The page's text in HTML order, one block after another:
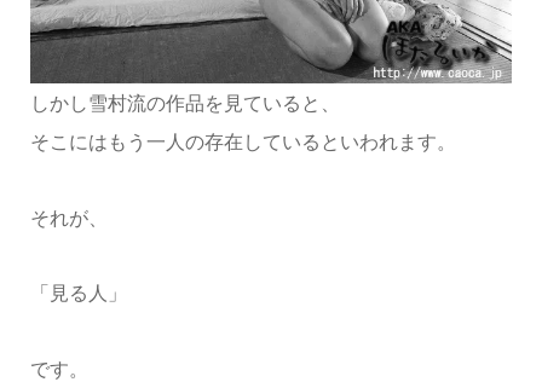
しかし雪村流の作品を見ていると、
そこにはもう一人の存在しているといわれます。
それが、
「見る人」
です。